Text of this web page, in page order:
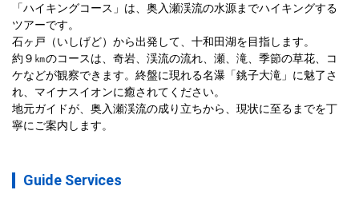
「ハイキングコース」は、奥入瀬渓流の水源までハイキングする
ツアーです。
石ヶ戸（いしげど）から出発して、十和田湖を目指します。
約９㎞のコースは、奇岩、渓流の流れ、瀬、滝、季節の草花、コ
ケなどが観察できます。終盤に現れる名瀑「銚子大滝」に魅了さ
れ、マイナスイオンに癒されてください。
地元ガイドが、奥入瀬渓流の成り立ちから、現状に至るまでを丁
寧にご案内します。
Guide Services